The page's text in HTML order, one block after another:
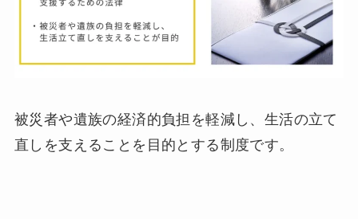
被災者や遺族の経済的負担を軽減し、生活の立て
直しを支えることを目的とする制度です。